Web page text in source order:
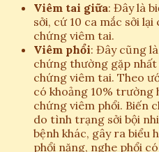
Viêm tai giữa: Đây là
sởi, cứ 10 ca mắc sởi
chứng viêm tai.
Viêm phổi: Đây cũng
chứng thường gặp nhất
chứng viêm tai. Theo
có khoảng 10% trường
chứng viêm phổi. Biến
do tình trạng sởi bội
bệnh khác, gây ra biểu
phổi nặng, nghe phổi